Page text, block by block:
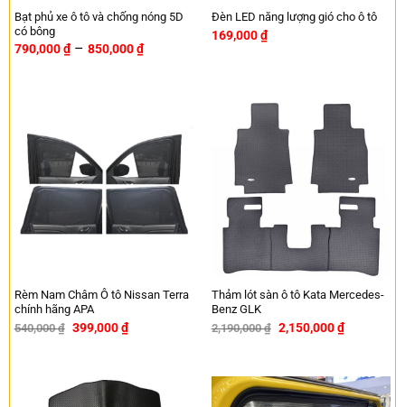
Bạt phủ xe ô tô và chống nóng 5D
có bông
790,000₫ – 850,000₫
Đèn LED năng lượng gió cho ô tô
169,000₫
Rèm Nam Châm Ô tô Nissan Terra
chính hãng APA
540,000₫ 399,000₫
Thảm lót sàn ô tô Kata Mercedes-
Benz GLK
2,190,000₫ 2,150,000₫